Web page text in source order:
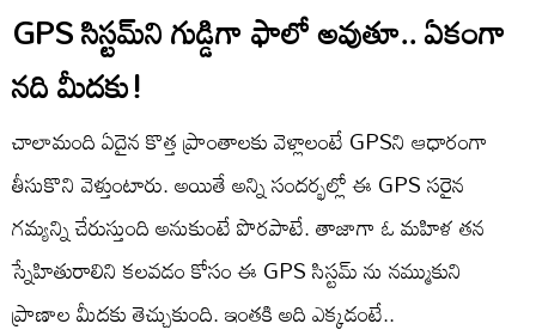
GPS సిస్టమ్‌ని గుడ్డిగా ఫాలో అవుతూ.. ఏకంగా
నది మీదకు!
చాలామంది ఏదైన కొత్త ప్రాంతాలకు వెళ్లాలంటే GPSని ఆధారంగా
తీసుకొని వెళ్తుంటారు. అయితే అన్ని సందర్భల్లో ఈ GPS సరైన
గమ్యన్ని చేరుస్తుంది అనుకుంటే పొరపాటే. తాజాగా ఓ మహిళ తన
స్నేహితురాలిని కలవడం కోసం ఈ GPS సిస్టమ్ ను నమ్ముకుని
ప్రాణాల మీదకు తెచ్చుకుంది. ఇంతకి అది ఎక్కడంటే..